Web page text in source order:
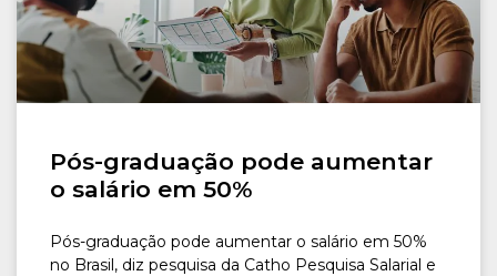
Pós-graduação pode aumentar
o salário em 50%
Pós-graduação pode aumentar o salário em 50%
no Brasil, diz pesquisa da Catho Pesquisa Salarial e